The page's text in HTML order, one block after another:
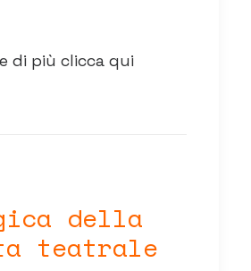
di più clicca qui
della
teatrale